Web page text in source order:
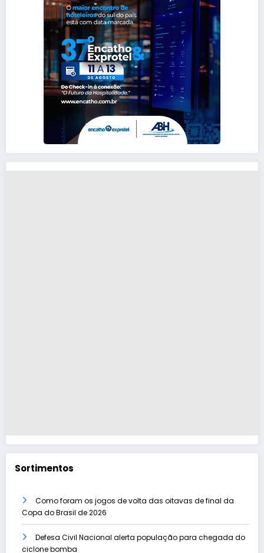
Sortimentos
Como foram os jogos de volta das oitavas de final da
Copa do Brasil de 2026
Defesa Civil Nacional alerta população para chegada do
ciclone bomba